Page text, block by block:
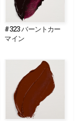
#323 バーントカー
マイン